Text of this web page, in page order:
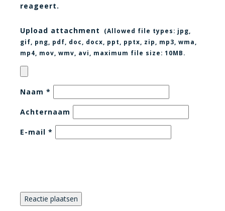
reageert.
Upload attachment (Allowed file types: jpg,
gif, png, pdf, doc, docx, ppt, pptx, zip, mp3, wma,
mp4, mov, wmv, avi
, maximum file size: 10MB.
Naam *
Achternaam
E-mail *